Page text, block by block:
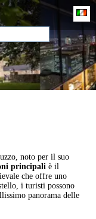
noto per il suo
principaliè il
che offre uno
i turisti possono
panorama delle